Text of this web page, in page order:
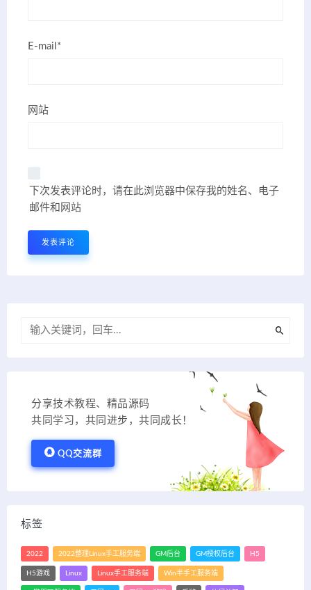
E-mail*
网站
下次发表评论时，请在此浏览器中保存我的姓名、电子
邮件和网站
分享技术教程、精品源码
共同学习，共同进步，共同成长！
QQ交流群
标签
2022 2022整理Linux手工服务端 GM后台 GM授权后台 H5
H5游戏 Linux Linux手工服务端 Win半手工服务端